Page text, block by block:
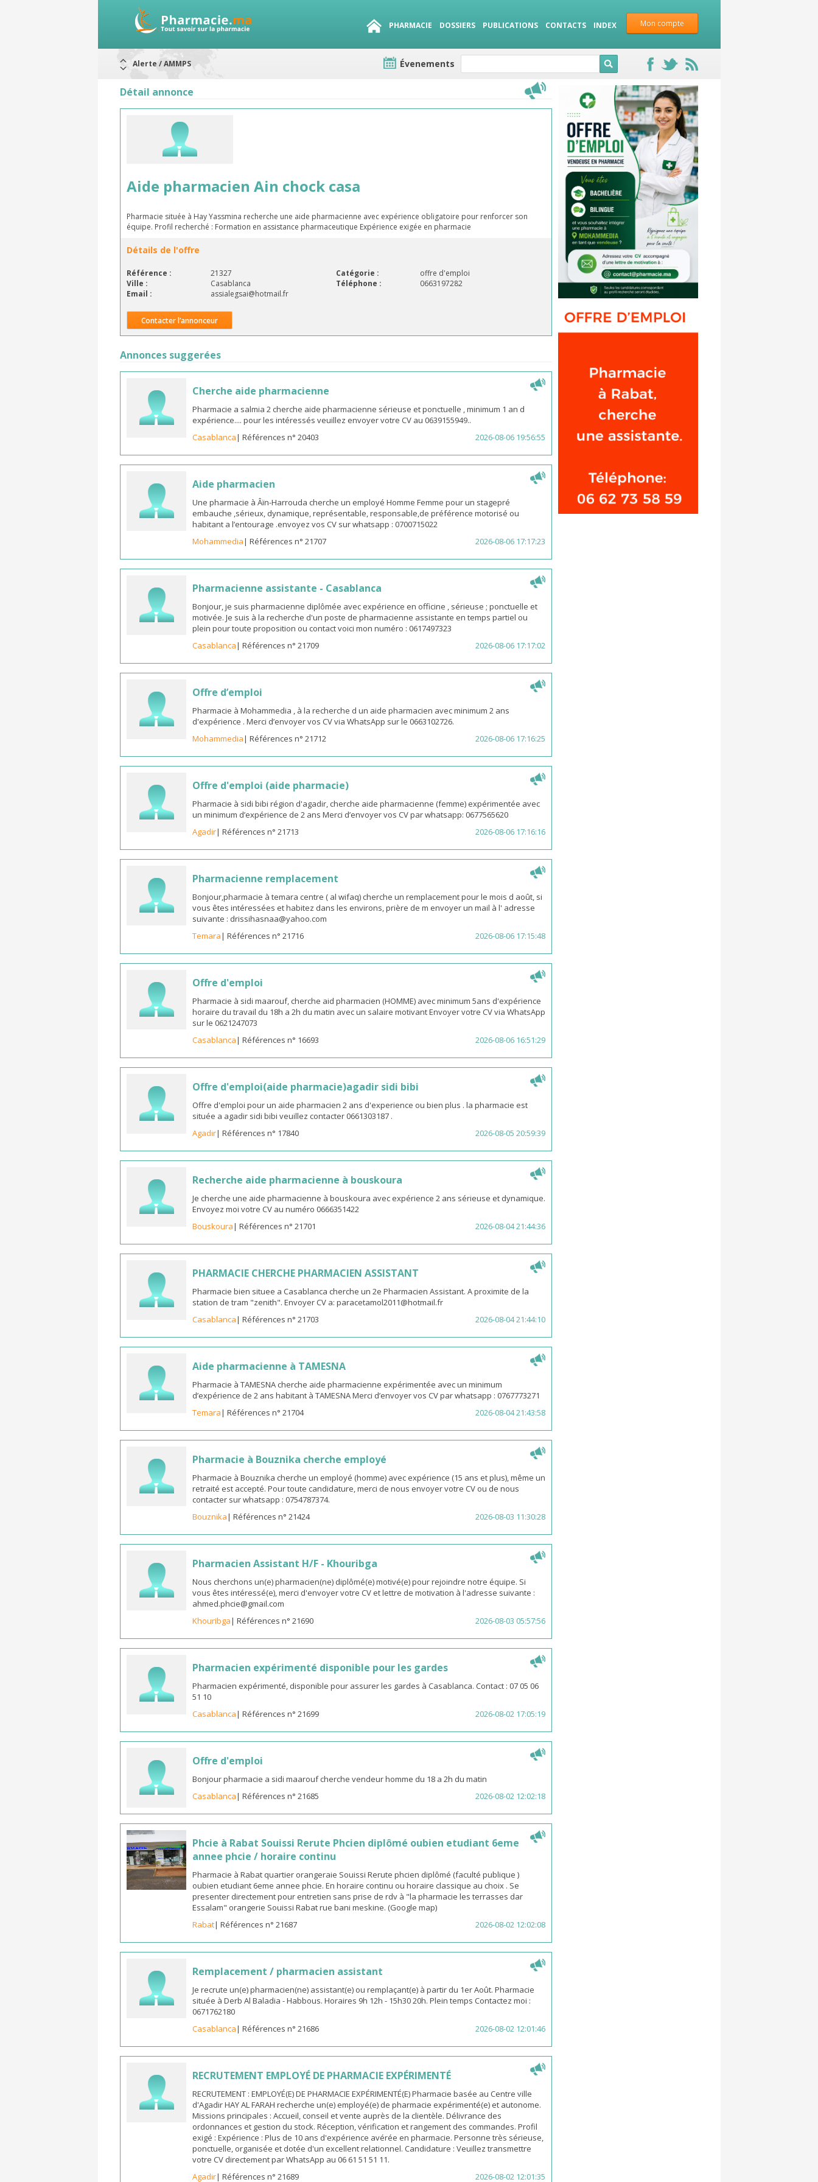
Mon compte
PHARMACIE DOSSIERS PUBLICATIONS CONTACTS INDEX
Alerte / AMMPS
ARRÊT DE COMMERCIALISATION
Rappel de lots : préparations lactées
Évenements
Détail annonce
Aide pharmacien Ain chock casa
Pharmacie située à Hay Yassmina recherche une aide pharmacienne avec expérience obligatoire pour renforcer son
équipe. Profil recherché : Formation en assistance pharmaceutique Expérience exigée en pharmacie
Détails de l'offre
Référence : 21327 Catégorie :
offre d'emploi
Ville :
Casablanca Téléphone :
0663197282
Email :
assialegsai@hotmail.fr
Contacter l’annonceur
Annonces suggerées
Cherche aide pharmacienne
Pharmacie a salmia 2 cherche aide pharmacienne sérieuse et ponctuelle , minimum 1 an d
expérience.... pour les intéressés veuillez envoyer votre CV au 0639155949..
Casablanca| Références n° 20403 2026-08-06 19:56:55
Aide pharmacien
Une pharmacie à Âïn-Harrouda cherche un employé Homme Femme pour un stagepré
embauche ,sérieux, dynamique, représentable, responsable,de préférence motorisé ou
habitant a l’entourage .envoyez vos CV sur whatsapp : 0700715022
Mohammedia| Références n° 21707 2026-08-06 17:17:23
Pharmacienne assistante - Casablanca
Bonjour, je suis pharmacienne diplômée avec expérience en officine , sérieuse ; ponctuelle et
motivée. Je suis à la recherche d'un poste de pharmacienne assistante en temps partiel ou
plein pour toute proposition ou contact voici mon numéro : 0617497323
Casablanca| Références n° 21709 2026-08-06 17:17:02
Offre d’emploi
Pharmacie à Mohammedia , à la recherche d un aide pharmacien avec minimum 2 ans
d'expérience . Merci d’envoyer vos CV via WhatsApp sur le 0663102726.
Mohammedia| Références n° 21712 2026-08-06 17:16:25
Offre d'emploi (aide pharmacie)
Pharmacie à sidi bibi région d'agadir, cherche aide pharmacienne (femme) expérimentée avec
un minimum d’expérience de 2 ans Merci d’envoyer vos CV par whatsapp: 0677565620
Agadir| Références n° 21713 2026-08-06 17:16:16
Pharmacienne remplacement
Bonjour,pharmacie à temara centre ( al wifaq) cherche un remplacement pour le mois d août, si
vous êtes intéressées et habitez dans les environs, prière de m envoyer un mail à l' adresse
suivante : drissihasnaa@yahoo.com
Temara| Références n° 21716 2026-08-06 17:15:48
Offre d'emploi
Pharmacie à sidi maarouf, cherche aid pharmacien (HOMME) avec minimum 5ans d'expérience
horaire du travail du 18h a 2h du matin avec un salaire motivant Envoyer votre CV via WhatsApp
sur le 0621247073
Casablanca| Références n° 16693 2026-08-06 16:51:29
Offre d'emploi(aide pharmacie)agadir sidi bibi
Offre d'emploi pour un aide pharmacien 2 ans d'experience ou bien plus . la pharmacie est
située a agadir sidi bibi veuillez contacter 0661303187 .
Agadir| Références n° 17840 2026-08-05 20:59:39
Recherche aide pharmacienne à bouskoura
Je cherche une aide pharmacienne à bouskoura avec expérience 2 ans sérieuse et dynamique.
Envoyez moi votre CV au numéro 0666351422
Bouskoura| Références n° 21701 2026-08-04 21:44:36
PHARMACIE CHERCHE PHARMACIEN ASSISTANT
Pharmacie bien situee a Casablanca cherche un 2e Pharmacien Assistant. A proximite de la
station de tram "zenith". Envoyer CV a: paracetamol2011@hotmail.fr
Casablanca| Références n° 21703 2026-08-04 21:44:10
Aide pharmacienne à TAMESNA
Pharmacie à TAMESNA cherche aide pharmacienne expérimentée avec un minimum
d’expérience de 2 ans habitant à TAMESNA Merci d’envoyer vos CV par whatsapp : 0767773271
Temara| Références n° 21704 2026-08-04 21:43:58
Pharmacie à Bouznika cherche employé
Pharmacie à Bouznika cherche un employé (homme) avec expérience (15 ans et plus), même un
retraité est accepté. Pour toute candidature, merci de nous envoyer votre CV ou de nous
contacter sur whatsapp : 0754787374.
Bouznika| Références n° 21424 2026-08-03 11:30:28
Pharmacien Assistant H/F - Khouribga
Nous cherchons un(e) pharmacien(ne) diplômé(e) motivé(e) pour rejoindre notre équipe. Si
vous êtes intéressé(e), merci d'envoyer votre CV et lettre de motivation à l'adresse suivante :
ahmed.phcie@gmail.com
Khouribga| Références n° 21690 2026-08-03 05:57:56
Pharmacien expérimenté disponible pour les gardes
Pharmacien expérimenté, disponible pour assurer les gardes à Casablanca. Contact : 07 05 06
51 10
Casablanca| Références n° 21699 2026-08-02 17:05:19
Offre d'emploi
Bonjour pharmacie a sidi maarouf cherche vendeur homme du 18 a 2h du matin
Casablanca| Références n° 21685 2026-08-02 12:02:18
Phcie à Rabat Souissi Rerute Phcien diplômé oubien etudiant 6eme
annee phcie / horaire continu
Pharmacie à Rabat quartier orangeraie Souissi Rerute phcien diplômé (faculté publique )
oubien etudiant 6eme annee phcie. En horaire continu ou horaire classique au choix . Se
presenter directement pour entretien sans prise de rdv à "la pharmacie les terrasses dar
Essalam" orangerie Souissi Rabat rue bani meskine. (Google map)
Rabat| Références n° 21687 2026-08-02 12:02:08
Remplacement / pharmacien assistant
Je recrute un(e) pharmacien(ne) assistant(e) ou remplaçant(e) à partir du 1er Août. Pharmacie
située à Derb Al Baladia - Habbous. Horaires 9h 12h - 15h30 20h. Plein temps Contactez moi :
0671762180
Casablanca| Références n° 21686 2026-08-02 12:01:46
RECRUTEMENT EMPLOYÉ DE PHARMACIE EXPÉRIMENTÉ
RECRUTEMENT : EMPLOYÉ(E) DE PHARMACIE EXPÉRIMENTÉ(E) Pharmacie basée au Centre ville
d'Agadir HAY AL FARAH recherche un(e) employé(e) de pharmacie expérimenté(e) et autonome.
Missions principales : Accueil, conseil et vente auprès de la clientèle. Délivrance des
ordonnances et gestion du stock. Réception, vérification et rangement des commandes. Profil
exigé : Expérience : Plus de 10 ans d'expérience avérée en pharmacie. Personne très sérieuse,
ponctuelle, organisée et dotée d'un excellent relationnel. Candidature : Veuillez transmettre
votre CV directement par WhatsApp au 06 61 51 51 11.
Agadir| Références n° 21689 2026-08-02 12:01:35